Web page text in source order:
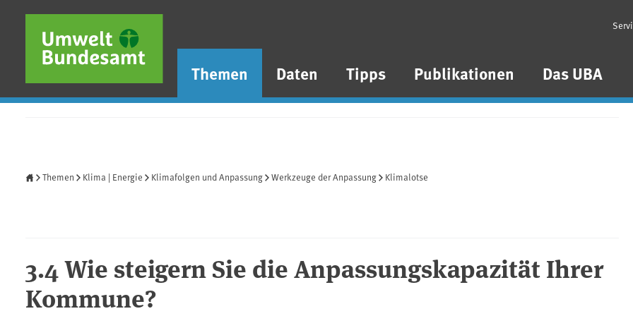
Direkt zum Inhalt
Direkt zum Hauptmenü
Direkt zur Fußzeile
Themen Daten Tipps Publikationen Das UBA
Themen Klima | Energie Klimafolgen und Anpassung Werkzeuge der Anpassung Klimalotse
3.4 Wie steigern Sie die Anpassungskapazität Ihrer
Kommune?